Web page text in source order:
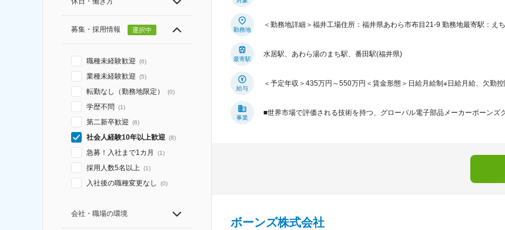
募集・採用情報 選択中
職種未経験歓迎 (6)
業種未経験歓迎 (5)
転勤なし（勤務地限定） (0)
学歴不問 (1)
第二新卒歓迎 (6)
社会人経験10年以上歓迎 (8)
急募！入社まで1カ月 (1)
採用人数5名以上 (1)
入社後の職種変更なし (0)
会社・職場の環境
勤務地
＜勤務地詳細＞福井工場住所：福井県あわら市布目21-9 勤務地最寄駅：え
最寄駅
水居駅、あわら湯のまち駅、番田駅(福井県)
給与
＜予定年収＞435万円～550万円＜賃金形態＞日給月給制※日給月給、欠勤
事業
■世界市場で評価される技術を持つ、グローバル電子部品メーカーボーン
ボーンズ株式会社